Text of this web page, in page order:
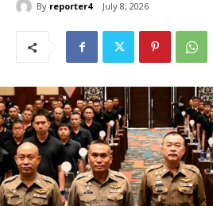
By reporter4 July 8, 2026